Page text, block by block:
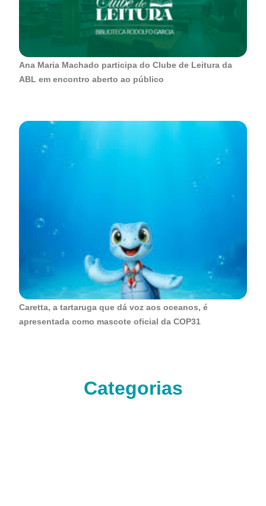
Ana Maria Machado participa do Clube de Leitura da
ABL em encontro aberto ao público
Caretta, a tartaruga que dá voz aos oceanos, é
apresentada como mascote oficial da COP31
Categorias